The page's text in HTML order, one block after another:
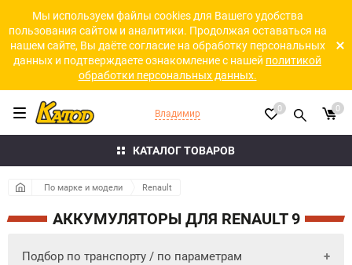
Мы используем файлы cookies для Вашего удобства
пользования сайтом и аналитики. Продолжая оставаться на
нашем сайте, Вы даёте согласие на обработку персональных
данных и подтверждаете ознакомление с нашей политикой
обработки персональных данных.
КАТАЛОГ ТОВАРОВ
Владимир 0 0
По марке и модели Renault
АККУМУЛЯТОРЫ ДЛЯ RENAULT 9
Подбор по транспорту / по параметрам